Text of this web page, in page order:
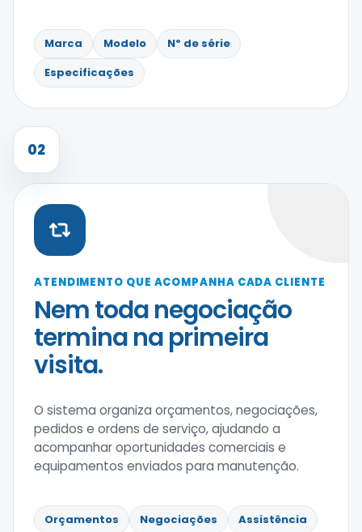
Marca Modelo
Nº de série
Especificações
02
ATENDIMENTO QUE ACOMPANHA CADA CLIENTE
Nem toda negociação
termina na primeira
visita.
O sistema organiza orçamentos, negociações,
pedidos e ordens de serviço, ajudando a
acompanhar oportunidades comerciais e
equipamentos enviados para manutenção.
Orçamentos Negociações
Assistência